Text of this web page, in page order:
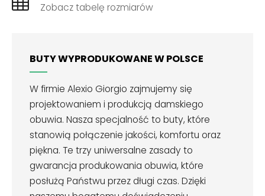
Zobacz tabelę rozmiarów
BUTY WYPRODUKOWANE W POLSCE
W firmie Alexio Giorgio zajmujemy się
projektowaniem i produkcją damskiego
obuwia. Nasza specjalność to buty, które
stanowią połączenie jakości, komfortu oraz
piękna. Te trzy uniwersalne zasady to
gwarancja produkowania obuwia, które
posłużą Państwu przez długi czas. Dzięki